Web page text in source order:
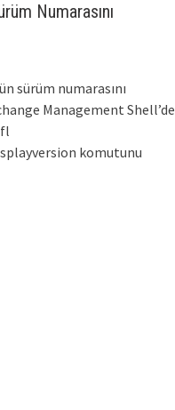
Numarasını
sürüm numarasını
Management Shell’de
komutunu